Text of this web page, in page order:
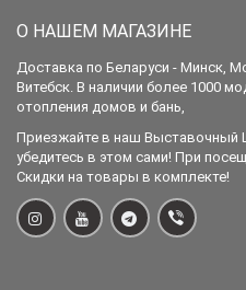
О НАШЕМ МАГАЗИНЕ
Доставка по Беларуси - Минск,
Витебск. В наличии более 1000
отопления домов и бань,
Приезжайте в наш
убедитесь в этом сами! При
Скидки на товары в комплекте!